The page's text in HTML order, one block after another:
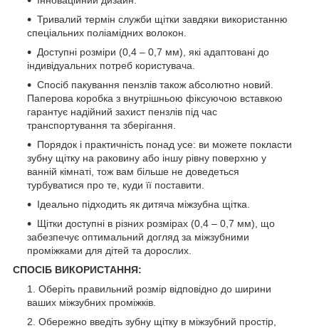
Тривалий термін служби щітки завдяки використанню
спеціальних поліамідних волокон.
Доступні розміри (0,4 – 0,7 мм), які адаптовані до
індивідуальних потреб користувача.
Спосіб пакування пензлів також абсолютно новий.
Паперова коробка з внутрішньою фіксуючою вставкою
гарантує надійний захист пензлів під час
транспортування та зберігання.
Порядок і практичність понад усе: ви можете покласти
зубну щітку на раковину або іншу рівну поверхню у
ванній кімнаті, тож вам більше не доведеться
турбуватися про те, куди її поставити.
Ідеально підходить як дитяча міжзубна щітка.
Щітки доступні в різних розмірах (0,4 – 0,7 мм), що
забезпечує оптимальний догляд за міжзубними
проміжками для дітей та дорослих.
СПОСІБ ВИКОРИСТАННЯ:
Оберіть правильний розмір відповідно до ширини
ваших міжзубних проміжків.
Обережно введіть зубну щітку в міжзубний простір,